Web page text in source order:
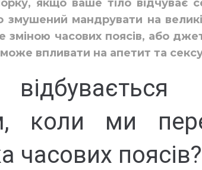
якщо ваше тіло відчуває
мандрувати на великі
зміною часових поясів, або
впливати на апетит та
коли ми
часових поясів?